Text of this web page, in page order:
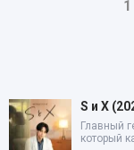
S и X
Главный
который